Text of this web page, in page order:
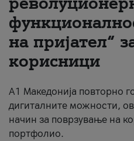
За нас
#ПодобарОнлајн
на пријател“
корисници
А1 Македонија повторно
дигиталните можности,
начин за поврзување на
портфолио.